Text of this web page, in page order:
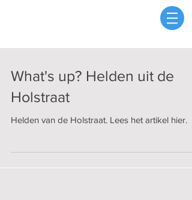
What's up? Helden uit de
Holstraat
Helden van de Holstraat. Lees het artikel hier.